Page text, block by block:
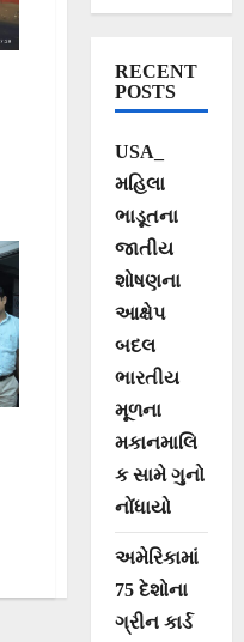
RECENT
POSTS
USA_
મહિલા
ભાડૂતના
જાતીય
શોષણના
આક્ષેપ
બદલ
ભારતીય
મૂળના
મકાનમાલિ
ક સામે ગુનો
નોંધાયો
અમેરિકામાં
75 દેશોના
ગ્રીન કાર્ડ